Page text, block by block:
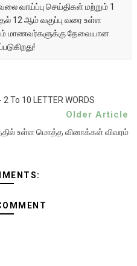
வாய்ப்பு செய்திகள் மற்றும் 1
12 ஆம் வகுப்பு வரை உள்ள
மாணவர்களுக்கு தேவையான
2 To 10 LETTER WORDS
Older Article
உள்ள மொத்த வினாக்கள் விவரம்